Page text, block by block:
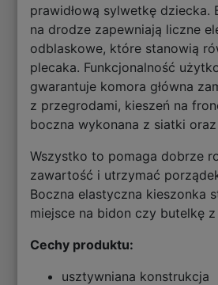
prawidłową sylwetkę dziecka.
na drodze zapewniają liczne
odblaskowe, które stanowią
plecaka. Funkcjonalność
gwarantuje komora główna
z przegrodami, kieszeń na
boczna wykonana z siatki
Wszystko to pomaga dobrze
zawartość i utrzymać
Boczna elastyczna kieszonka
miejsce na bidon czy butelkę z
Cechy produktu:
usztywniana konstrukcja